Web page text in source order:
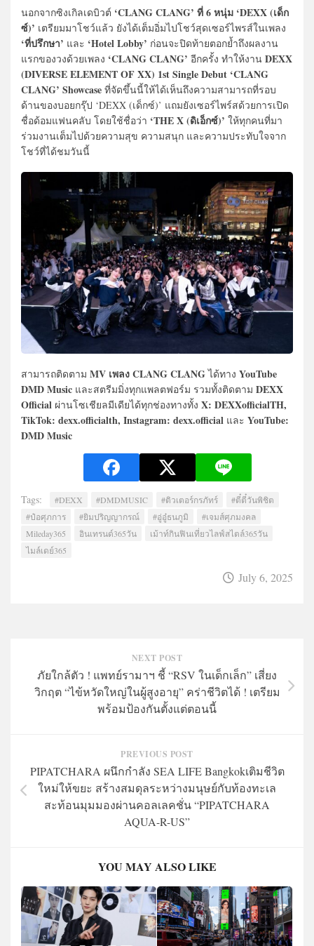
นอกจากซิงเกิลเดบิวต์ ‘CLANG CLANG’ ที่ 6 หนุ่ม ‘DEXX (เด็ก
ซ์)’ เตรียมมาโชว์แล้ว ยังได้เต็มอิ่มไปโชว์สุดเซอร์ไพรส์ในเพลง
‘ที่ปรึกษา’ และ ‘Hotel Lobby’ ก่อนจะปิดท้ายตอกย้ำถึงผลงาน
แรกของวงด้วยเพลง ‘CLANG CLANG’ อีกครั้ง ทำให้งาน DEXX
(DIVERSE ELEMENT OF XX) 1st Single Debut ‘CLANG
CLANG’ Showcase ที่จัดขึ้นนี้ให้ได้เห็นถึงความสามารถที่รอบ
ด้านของบอยกรุ๊ป ‘DEXX (เด็กซ์)’ แถมยังเซอร์ไพร์สด้วยการเปิด
ชื่อด้อมแฟนคลับ โดยใช้ชื่อว่า ‘THE X (ดิเอ็กซ์)’ ให้ทุกคนที่มา
ร่วมงานเต็มไปด้วยความสุข ความสนุก และความประทับใจจาก
โชว์ที่ได้ชมวันนี้
สามารถติดตาม MV เพลง CLANG CLANGได้ทาง YouTube
DMD Music และสตรีมมิ่งทุกแพลตฟอร์ม รวมทั้งติดตาม DEXX
Official ผ่านโซเชียลมีเดียได้ทุกช่องทางทั้ง X: DEXXofficialTH,
TikTok: dexx.officialth, Instagram: dexx.official และ YouTube:
DMD Music
Tags: #DEXX #DMDMUSIC #ติวเตอร์กรภัทร์
#ตี๋ตี๋วันพิชิต
#ป๋อศุภการ
#ยิมปริญญากรณ์ #อู่อู๋ธนภูมิ
#เจมส์ศุภมงคล
Mileday365
อินเทรนด์365วัน
เม้าท์กินฟินเที่ยวไลฟ์สไตล์365วัน
ไมล์เดย์365
July 6, 2025
NEXT POST
ภัยใกล้ตัว ! แพทย์รามาฯ ชี้ “RSV ในเด็กเล็ก” เสี่ยง
วิกฤต “ไข้หวัดใหญ่ในผู้สูงอายุ” คร่าชีวิตได้ ! เตรียม
พร้อมป้องกันตั้งแต่ตอนนี้
PREVIOUS POST
PIPATCHARA ผนึกกำลัง SEA LIFE Bangkokเติมชีวิต
ใหม่ให้ขยะ สร้างสมดุลระหว่างมนุษย์กับท้องทะเล
สะท้อนมุมมองผ่านคอลเลคชั่น “PIPATCHARA
AQUA-R-US”
YOU MAY ALSO LIKE